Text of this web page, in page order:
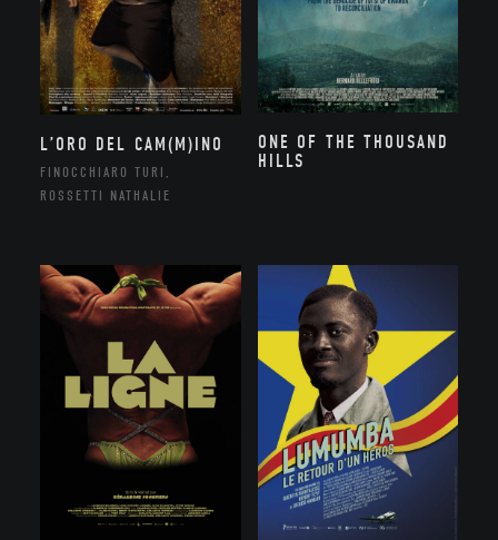
L’ORO DEL CAM(M)INO
FINOCCHIARO TURI,
ROSSETTI NATHALIE
ONE OF THE THOUSAND
HILLS